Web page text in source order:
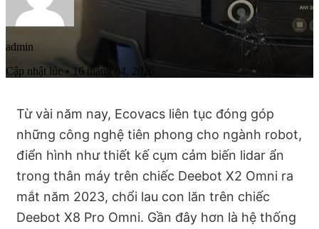
admin
Cập nhật lúc • 16 tháng 04, 2026
Từ vài năm nay, Ecovacs liên tục đóng góp
những công nghệ tiên phong cho ngành robot,
điển hình như thiết kế cụm cảm biến lidar ẩn
trong thân máy trên chiếc Deebot X2 Omni ra
mắt năm 2023, chổi lau con lăn trên chiếc
Deebot X8 Pro Omni. Gần đây hơn là hệ thống